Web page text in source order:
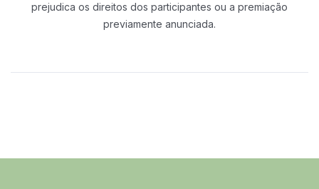
prejudica os direitos dos participantes ou a premiação
previamente anunciada.